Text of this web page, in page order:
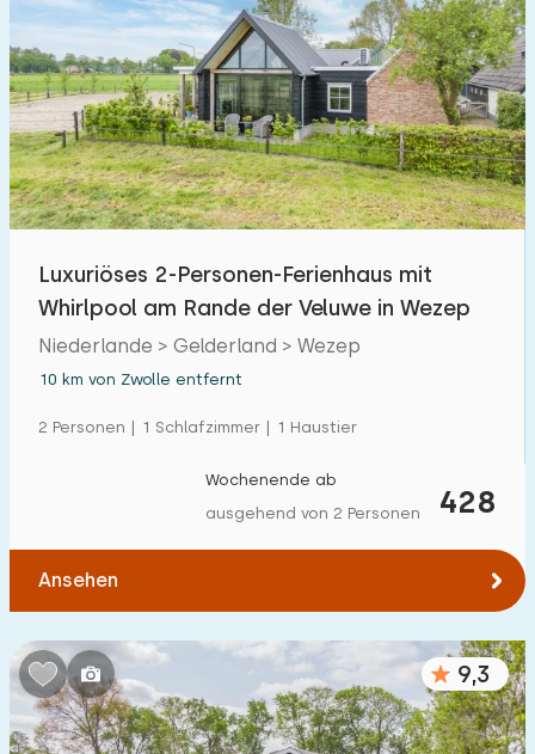
Luxuriöses 2-Personen-Ferienhaus mit
Whirlpool am Rande der Veluwe in Wezep
Niederlande > Gelderland > Wezep
10 km von Zwolle entfernt
2 Personen | 1 Schlafzimmer | 1 Haustier
428
Wochenende ab
ausgehend von 2 Personen
Ansehen
9,3